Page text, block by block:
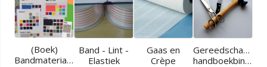
(Boek)
Bandmaterialen
Band - Lint -
Elastiek
Gaas en
Crèpe
Gereedschappen
handboekbinder